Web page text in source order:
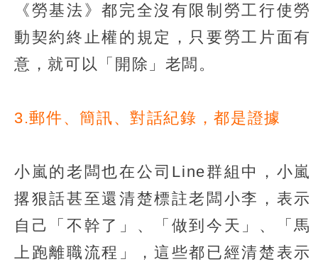
《勞基法》都完全沒有限制勞工行使勞
動契約終止權的規定，只要勞工片面有
意，就可以「開除」老闆。
3.郵件、簡訊、對話紀錄，都是證據
小嵐的老闆也在公司Line群組中，小嵐
撂狠話甚至還清楚標註老闆小李，表示
自己「不幹了」、「做到今天」、「馬
上跑離職流程」，這些都已經清楚表示